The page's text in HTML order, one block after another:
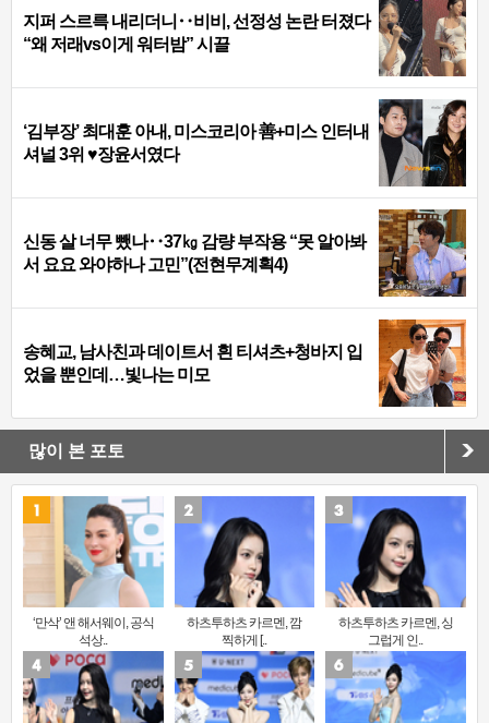
지퍼 스르륵 내리더니‥비비, 선정성 논란 터졌다
“왜 저래vs이게 워터밤” 시끌
‘김부장’ 최대훈 아내, 미스코리아 善+미스 인터내
셔널 3위 ♥장윤서였다
신동 살 너무 뺐나‥37㎏ 감량 부작용 “못 알아봐
서 요요 와야하나 고민”(전현무계획4)
송혜교, 남사친과 데이트서 흰 티셔츠+청바지 입
었을 뿐인데…빛나는 미모
많이 본 포토
‘만삭’ 앤 해서웨이, 공식
석상..
하츠투하츠 카르멘, 깜
찍하게 [..
하츠투하츠 카르멘, 싱
그럽게 인..